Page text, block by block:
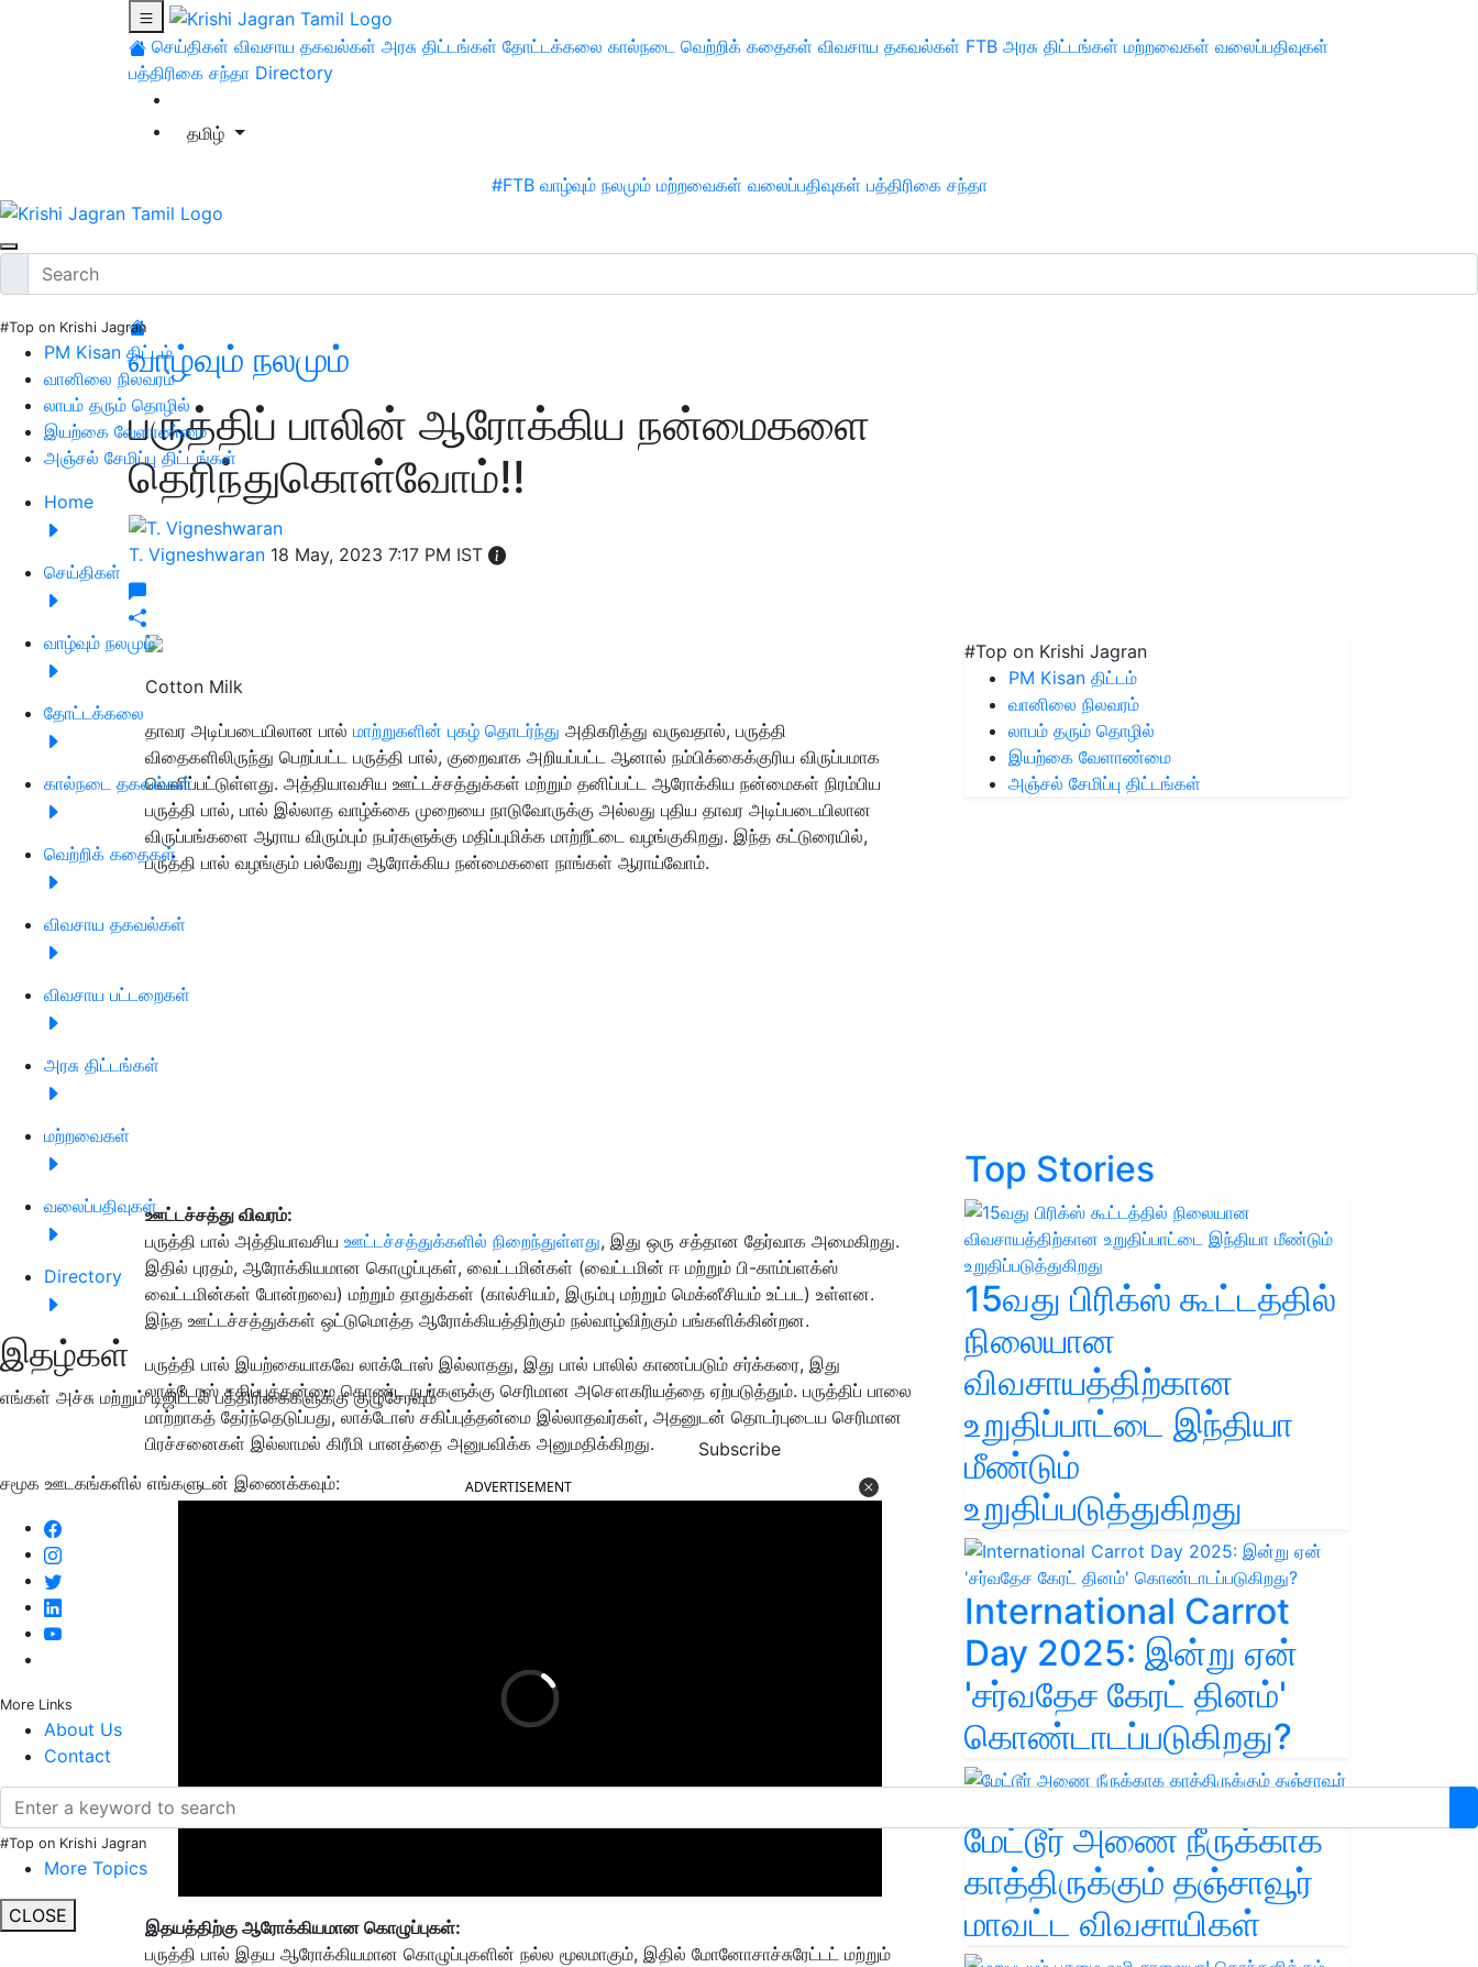
செய்திகள் விவசாய தகவல்கள் அரசு திட்டங்கள் தோட்டக்கலை கால்நடை வெற்றிக் கதைகள் விவசாய தகவல்கள் FTB அரசு திட்டங்கள் மற்றவைகள் வலைப்பதிவுகள்
பத்திரிகை சந்தா Directory
தமிழ்
#FTB வாழ்வும் நலமும் மற்றவைகள் வலைப்பதிவுகள் பத்திரிகை சந்தா
#Top on Krishi Jagran
PM Kisan திட்டம்
வானிலை நிலவரம்
லாபம் தரும் தொழில்
இயற்கை வேளாண்மை
அஞ்சல் சேமிப்பு திட்டங்கள்
Home
செய்திகள்
வாழ்வும் நலமும்
தோட்டக்கலை
கால்நடை தகவல்கள்
வெற்றிக் கதைகள்
விவசாய தகவல்கள்
விவசாய பட்டறைகள்
அரசு திட்டங்கள்
மற்றவைகள்
வலைப்பதிவுகள்
Directory
இதழ்கள்
எங்கள் அச்சு மற்றும் டிஜிட்டல் பத்திரிகைகளுக்கு குழுசேரவும்
Subscribe
சமூக ஊடகங்களில் எங்களுடன் இணைக்கவும்:
More Links
About Us
Contact
#Top on Krishi Jagran
More Topics
CLOSE
வாழ்வும் நலமும்
பருத்திப் பாலின் ஆரோக்கிய நன்மைகளை
தெரிந்துகொள்வோம்!!
T. Vigneshwaran 18 May, 2023 7:17 PM IST
Cotton Milk
தாவர அடிப்படையிலான பால் மாற்றுகளின் புகழ் தொடர்ந்து அதிகரித்து வருவதால், பருத்தி
விதைகளிலிருந்து பெறப்பட்ட பருத்தி பால், குறைவாக அறியப்பட்ட ஆனால் நம்பிக்கைக்குரிய விருப்பமாக
வெளிப்பட்டுள்ளது. அத்தியாவசிய ஊட்டச்சத்துக்கள் மற்றும் தனிப்பட்ட ஆரோக்கிய நன்மைகள் நிரம்பிய
பருத்தி பால், பால் இல்லாத வாழ்க்கை முறையை நாடுவோருக்கு அல்லது புதிய தாவர அடிப்படையிலான
விருப்பங்களை ஆராய விரும்பும் நபர்களுக்கு மதிப்புமிக்க மாற்றீட்டை வழங்குகிறது. இந்த கட்டுரையில்,
பருத்தி பால் வழங்கும் பல்வேறு ஆரோக்கிய நன்மைகளை நாங்கள் ஆராய்வோம்.
ஊட்டச்சத்து விவரம்:
பருத்தி பால் அத்தியாவசிய ஊட்டச்சத்துக்களில் நிறைந்துள்ளது, இது ஒரு சத்தான தேர்வாக அமைகிறது.
இதில் புரதம், ஆரோக்கியமான கொழுப்புகள், வைட்டமின்கள் (வைட்டமின் ஈ மற்றும் பி-காம்ப்ளக்ஸ்
வைட்டமின்கள் போன்றவை) மற்றும் தாதுக்கள் (கால்சியம், இரும்பு மற்றும் மெக்னீசியம் உட்பட) உள்ளன.
இந்த ஊட்டச்சத்துக்கள் ஒட்டுமொத்த ஆரோக்கியத்திற்கும் நல்வாழ்விற்கும் பங்களிக்கின்றன.
பருத்தி பால் இயற்கையாகவே லாக்டோஸ் இல்லாதது, இது பால் பாலில் காணப்படும் சர்க்கரை, இது
லாக்டோஸ் சகிப்புத்தன்மை கொண்ட நபர்களுக்கு செரிமான அசௌகரியத்தை ஏற்படுத்தும். பருத்திப் பாலை
மாற்றாகத் தேர்ந்தெடுப்பது, லாக்டோஸ் சகிப்புத்தன்மை இல்லாதவர்கள், அதனுடன் தொடர்புடைய செரிமான
பிரச்சனைகள் இல்லாமல் கிரீமி பானத்தை அனுபவிக்க அனுமதிக்கிறது.
ADVERTISEMENT
இதயத்திற்கு ஆரோக்கியமான கொழுப்புகள்:
பருத்தி பால் இதய ஆரோக்கியமான கொழுப்புகளின் நல்ல மூலமாகும், இதில் மோனோசாச்சுரேட்டட் மற்றும்
#Top on Krishi Jagran
PM Kisan திட்டம்
வானிலை நிலவரம்
லாபம் தரும் தொழில்
இயற்கை வேளாண்மை
அஞ்சல் சேமிப்பு திட்டங்கள்
Top Stories
15வது பிரிக்ஸ் கூட்டத்தில்
நிலையான
விவசாயத்திற்கான
உறுதிப்பாட்டை இந்தியா
மீண்டும்
உறுதிப்படுத்துகிறது
International Carrot
Day 2025: இன்று ஏன்
'சர்வதேச கேரட் தினம்'
கொண்டாடப்படுகிறது?
மேட்டூர் அணை நீருக்காக
காத்திருக்கும் தஞ்சாவூர்
மாவட்ட விவசாயிகள்